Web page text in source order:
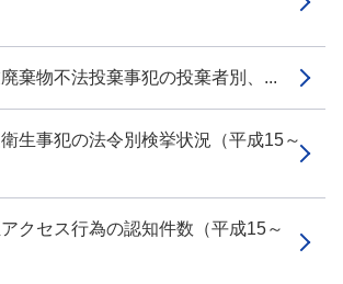
棄物不法投棄事犯の投棄者別、...
生事犯の法令別検挙状況（平成15～
クセス行為の認知件数（平成15～